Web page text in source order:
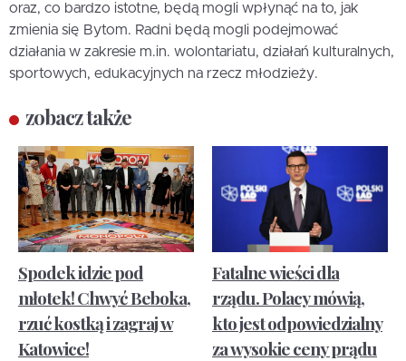
oraz, co bardzo istotne, będą mogli wpłynąć na to, jak
zmienia się Bytom. Radni będą mogli podejmować
działania w zakresie m.in. wolontariatu, działań kulturalnych,
sportowych, edukacyjnych na rzecz młodzieży.
zobacz także
Spodek idzie pod
młotek! Chwyć Beboka,
rzuć kostką i zagraj w
Katowice!
Fatalne wieści dla
rządu. Polacy mówią,
kto jest odpowiedzialny
za wysokie ceny prądu